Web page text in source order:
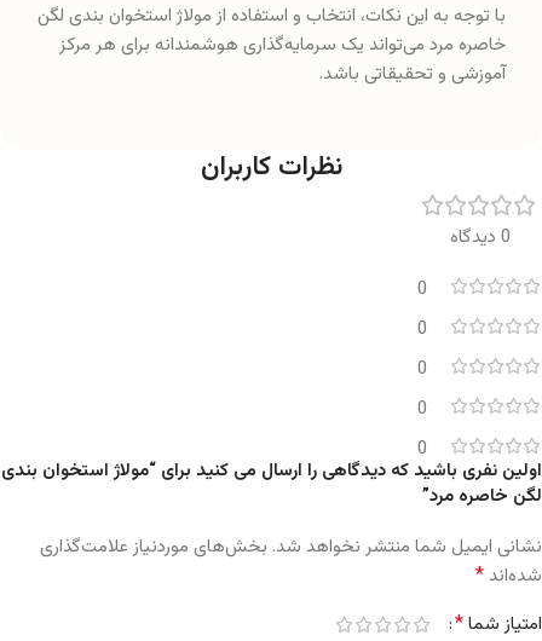
با توجه به این نکات، انتخاب و استفاده از مولاژ استخوان بندی لگن
خاصره مرد می‌تواند یک سرمایه‌گذاری هوشمندانه برای هر مرکز
آموزشی و تحقیقاتی باشد.
نظرات کاربران
0 دیدگاه
0
0
0
0
0
اولین نفری باشید که دیدگاهی را ارسال می کنید برای “مولاژ استخوان بندی
لگن خاصره مرد”
نشانی ایمیل شما منتشر نخواهد شد. بخش‌های موردنیاز علامت‌گذاری
شده‌اند *
امتیاز شما*